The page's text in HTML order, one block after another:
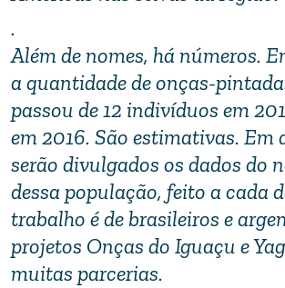
.
Além de nomes, há números.
a quantidade de onças-
passou de 12 indivíduos em
em 2016. São estimativas. Em
serão divulgados os dados do
dessa população, feito a cada
trabalho é de brasileiros e
projetos Onças do Iguaçu e
muitas parcerias.